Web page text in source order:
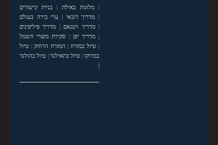
|מלונות באילת
בניית קישורים
מדריך דובאי
ערי בירה בעולם
|מדריך ויטנאם
מדריך פיליפינים
|מדריך יפן
סקירת מוצרי חשמל
טיול במזרח המזרח הרחוק| טיול
במרוקו| טיול בתאילנד| טיול בהולנד